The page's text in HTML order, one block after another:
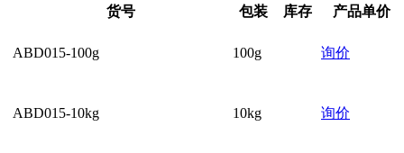
货号 包装 库存 产品单价
ABD015-100g 100g 询价
ABD015-10kg 10kg 询价